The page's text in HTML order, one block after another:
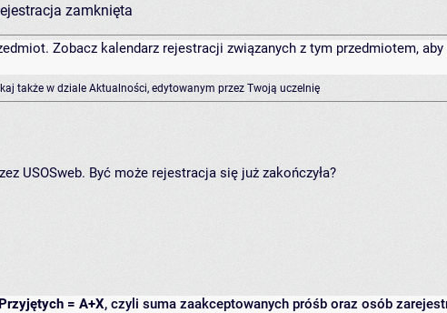
zamknięta
Zobacz kalendarz rejestracji związanych z tym przedmiotem, aby
także w dziale Aktualności, edytowanym przez Twoją uczelnię
USOSweb. Być może rejestracja się już zakończyła?
Przyjętych = A+X, czyli suma zaakceptowanych próśb oraz osób